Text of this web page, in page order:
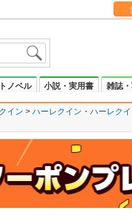
ノベル 小説・実用書 雑誌
イン ハーレクイン ハーレク